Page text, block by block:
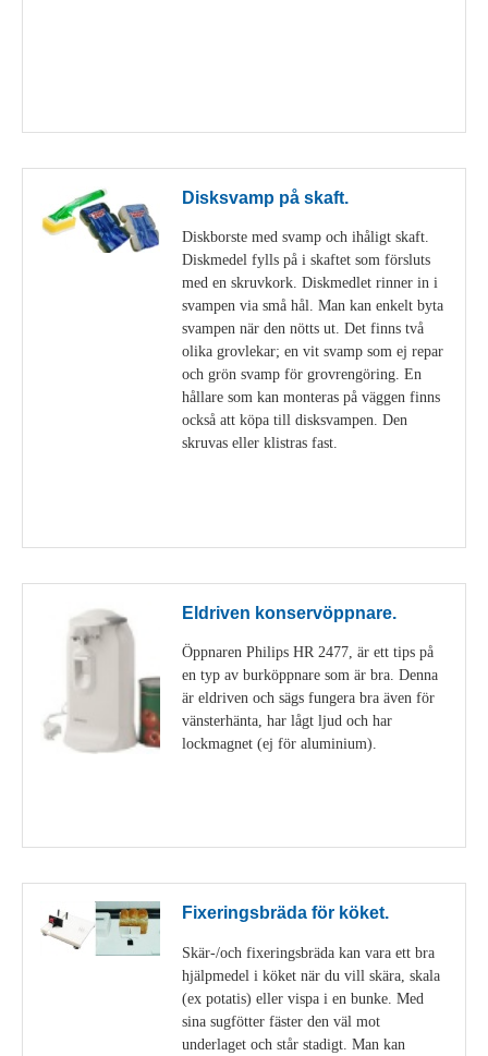
Disksvamp på skaft.
Diskborste med svamp och ihåligt skaft.
Diskmedel fylls på i skaftet som försluts
med en skruvkork. Diskmedlet rinner in i
svampen via små hål. Man kan enkelt byta
svampen när den nötts ut. Det finns två
olika grovlekar; en vit svamp som ej repar
och grön svamp för grovrengöring. En
hållare som kan monteras på väggen finns
också att köpa till disksvampen. Den
skruvas eller klistras fast.
Eldriven konservöppnare.
Öppnaren Philips HR 2477, är ett tips på
en typ av burköppnare som är bra. Denna
är eldriven och sägs fungera bra även för
vänsterhänta, har lågt ljud och har
lockmagnet (ej för aluminium).
Fixeringsbräda för köket.
Skär-/och fixeringsbräda kan vara ett bra
hjälpmedel i köket när du vill skära, skala
(ex potatis) eller vispa i en bunke. Med
sina sugfötter fäster den väl mot
underlaget och står stadigt. Man kan